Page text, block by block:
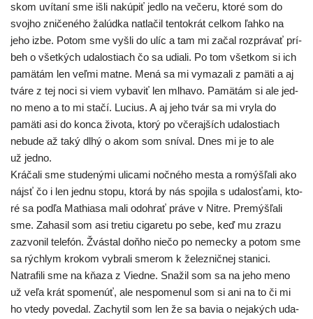
skom uví­ta­ní sme išli nakú­piť jed­lo na veče­ru, kto­ré som do
svoj­ho zni­če­né­ho žalúd­ka natla­čil ten­to­krát cel­kom ľah­ko na
jeho izbe. Potom sme vyšli do ulíc a tam mi začal roz­prá­vať prí­
beh o všet­kých uda­los­tiach čo sa udia­li. Po tom všet­kom si ich
pamä­tám len veľ­mi mat­ne. Mená sa mi vyma­za­li z pamä­ti a aj
tvá­re z tej noci si viem vyba­viť len mlha­vo. Pamätám si ale jed­
no meno a to mi sta­čí. Lucius. A aj jeho tvár sa mi vry­la do
pamä­ti asi do kon­ca živo­ta, kto­rý po vče­raj­ších uda­los­tiach
nebu­de až taký dlhý o akom som sní­val. Dnes mi je to ale
už jedno.
Kráčali sme stu­de­ný­mi uli­ca­mi noč­né­ho mes­ta a romýš­ľa­li ako
nájsť čo i len jed­nu sto­pu, kto­rá by nás spo­ji­la s uda­los­ťa­mi, kto­
ré sa pod­ľa Mathiasa mali odo­hrať prá­ve v Nitre. Premýšľali
sme. Zahasil som asi tre­tiu ciga­re­tu po sebe, keď mu zra­zu
zazvo­nil tele­fón. Žvástal doň­ho nie­čo po nemec­ky a potom sme
sa rých­lym kro­kom vybra­li sme­rom k želez­nič­nej sta­ni­ci.
Natrafili sme na kňa­za z Viedne. Snažil som sa na jeho meno
už veľa krát spo­me­núť, ale nespo­me­nul som si ani na to či mi
ho vte­dy pove­dal. Zachytil som len že sa bavia o neja­kých uda­